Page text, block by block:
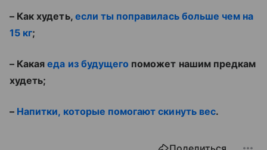
– Как худеть, если ты поправилась больше чем на
15 кг;
– Какаяеда из будущего поможет нашим предкам
худеть;
– Напитки, которые помогают скинуть вес.